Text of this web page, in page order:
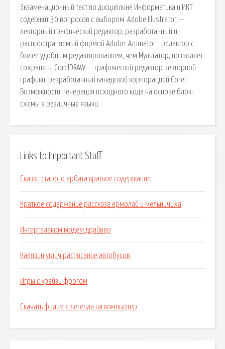
Экзаменационный тест по дисциплине Информатика и ИКТ
содержит 30 вопросов с выбором. Adobe Illustrator —
векторный графический редактор, разработанный и
распространяемый фирмой Adobe. Animator - редактор с
более удобным редактированием, чем Мультатор, позволяет
сохранять. CorelDRAW — графический редактор векторной
графики, разработанный канадской корпорацией Corel.
Возможности. генерация исходного кода на основе блок-
схемы в различные языки.
Links to Important Stuff
Сказки старого арбата краткое содержание
Краткое содержание рассказа ермолай и мельничиха
Интертелеком модем драйвер
Калязин углич расписание автобусов
Игры с крейзи фрогом
Скачать фильм я легенда на компьютер